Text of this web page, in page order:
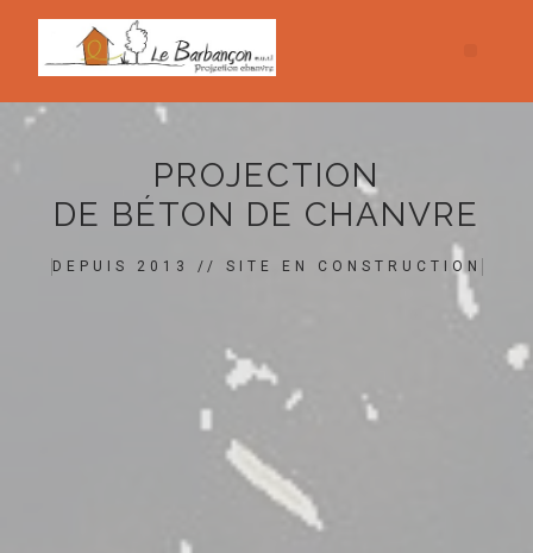
PROJECTION
DE BÉTON DE CHANVRE
DEPUIS 2013 // SITE EN CONSTRUCTION